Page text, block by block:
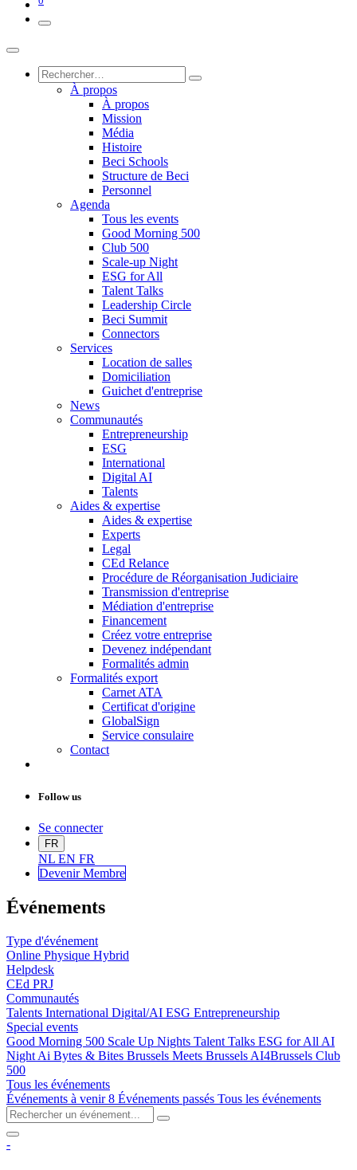
À propos
À propos
Mission
Média
Histoire
Beci Schools
Structure de Beci
Personnel
Agenda
Tous les events
Good Morning 500
Club 500
Scale-up Night
ESG for All
Talent Talks
Leadership Circle
Beci Summit
Connectors
Services
Location de salles
Domiciliation
Guichet d'entreprise
News
Communautés
Entrepreneurship
ESG
International
Digital AI
Talents
Aides & expertise
Aides & expertise
Experts
Legal
CEd Relance
Procédure de Réorganisation Judiciaire
Transmission d'entreprise
Médiation d'entreprise
Financement
Créez votre entreprise
Devenez indépendant
Formalités admin
Formalités export
Carnet ATA
Certificat d'origine
GlobalSign
Service consulaire
Contact
Follow us
Se connecter
FR
NL EN FR
Devenir Membre
Événements
Type d'événement
Online Physique Hybrid
Helpdesk
CEd PRJ
Communautés
Talents International Digital/AI ESG Entrepreneurship
Special events
Good Morning 500 Scale Up Nights Talent Talks ESG for All AI
Night Ai Bytes & Bites Brussels Meets Brussels AI4Brussels Club
500
Tous les événements
Événements à venir8 Événements passés Tous les événements
-